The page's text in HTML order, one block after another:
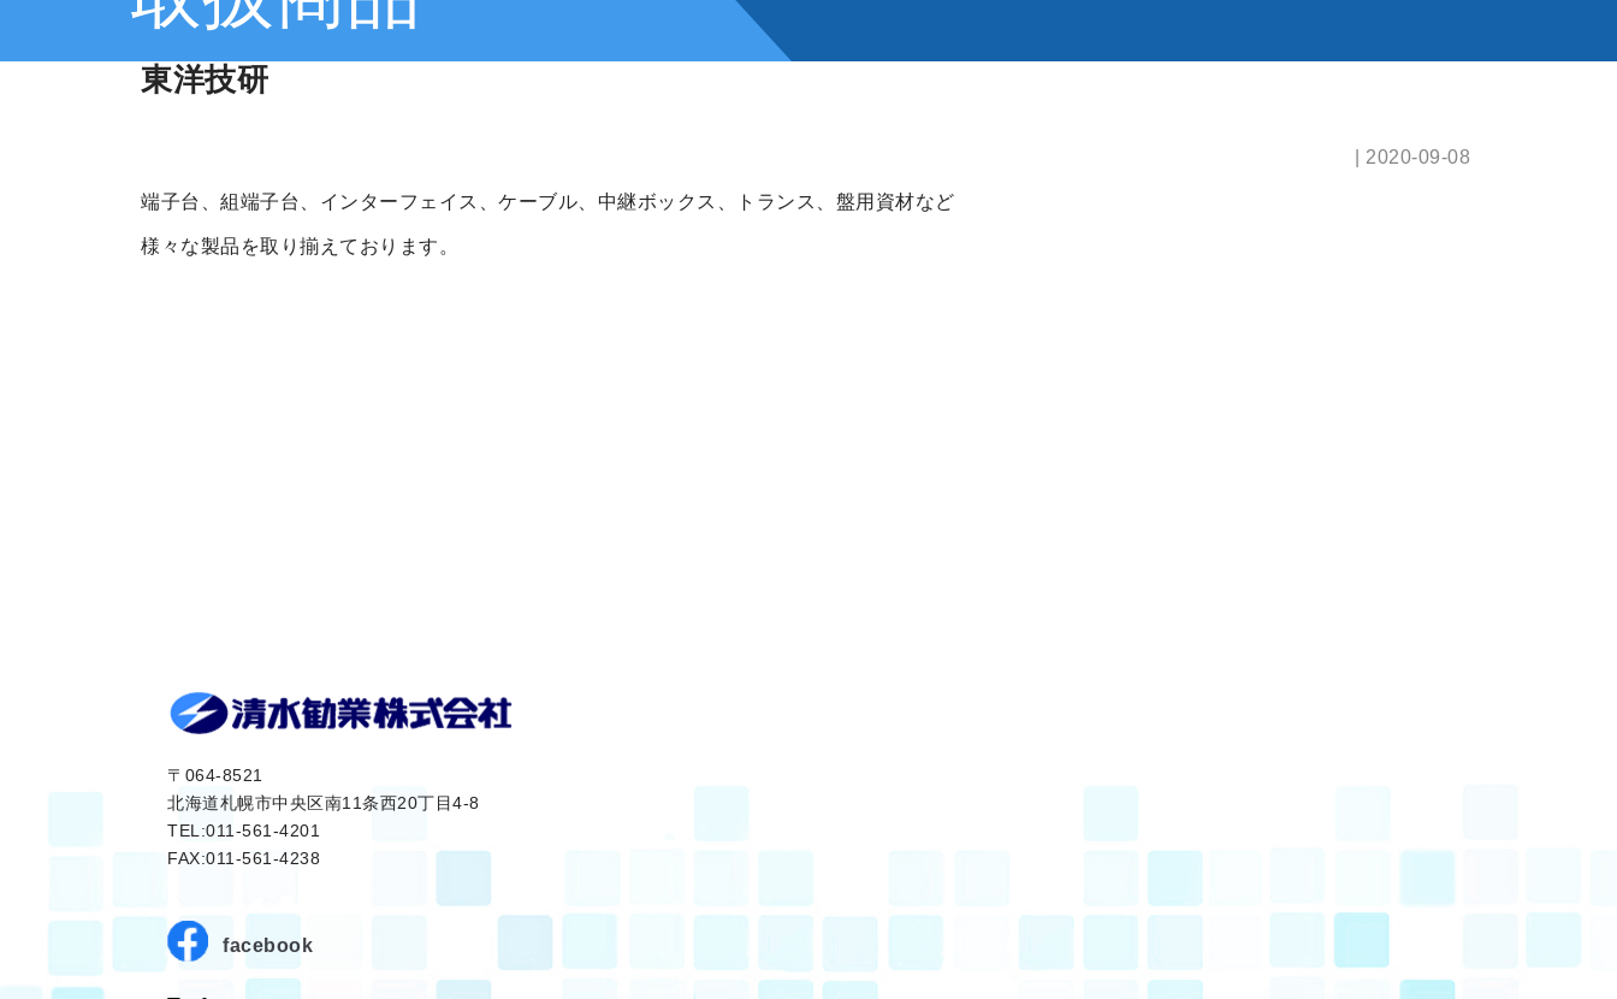
東洋技研
| 2020-09-08
端子台、組端子台、インターフェイス、ケーブル、中継ボックス、トランス、盤用資材など
様々な製品を取り揃えております。
〒064-8521
北海道札幌市中央区南11条西20丁目4-8
TEL:011-561-4201
FAX:011-561-4238
facebook